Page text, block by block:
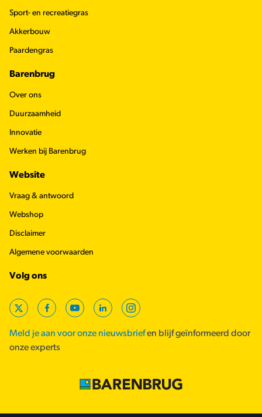
Sport- en recreatiegras
Akkerbouw
Paardengras
Barenbrug
Over ons
Duurzaamheid
Innovatie
Werken bij Barenbrug
Website
Vraag & antwoord
Webshop
Disclaimer
Algemene voorwaarden
Volg ons
X FacebookYouTubeLinkedInInstagram
Meld je aan voor onze nieuwsbriefen blijf geïnformeerd door
onze experts